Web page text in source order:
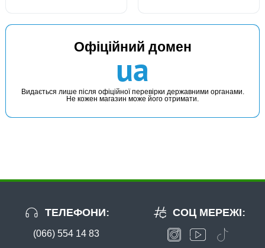
Офіційний домен
ua
Видається лише після офіційної перевірки державними органами.
Не кожен магазин може його отримати.
ТЕЛЕФОНИ:
(066) 554 14 83
СОЦ МЕРЕЖІ: